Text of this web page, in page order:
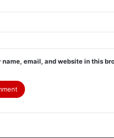
name, email, and website in this